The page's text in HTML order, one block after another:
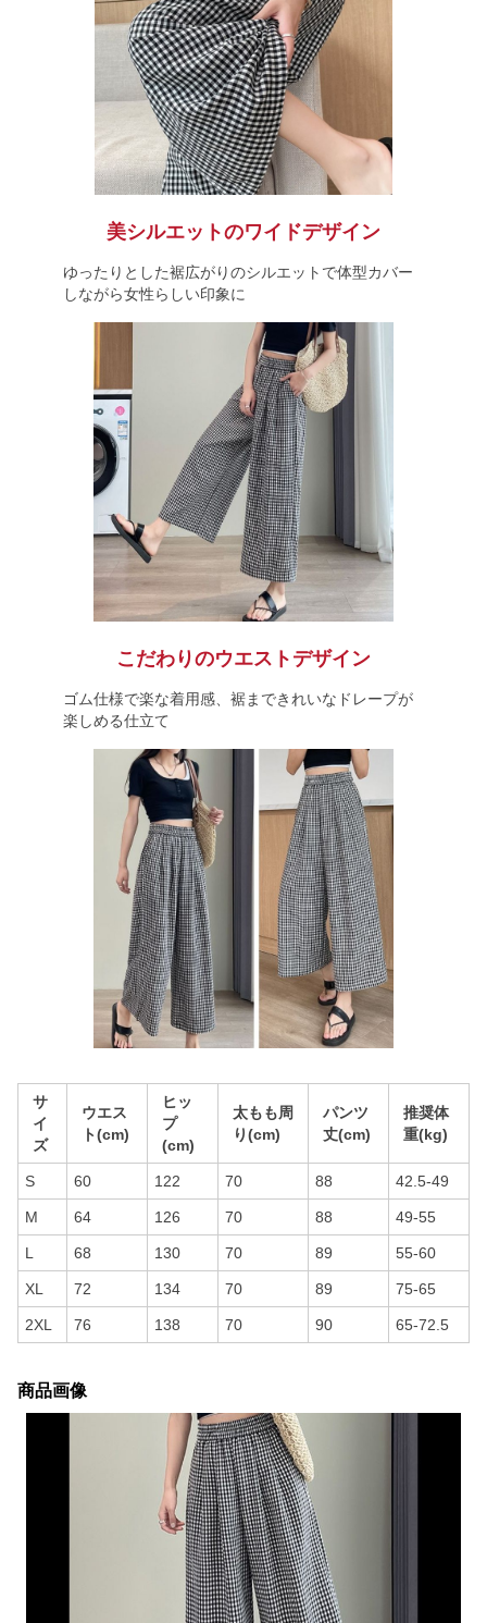
美シルエットのワイドデザイン
ゆったりとした裾広がりのシルエットで体型カバー
しながら女性らしい印象に
こだわりのウエストデザイン
ゴム仕様で楽な着用感、裾まできれいなドレープが
楽しめる仕立て
サ
イ
ズ
ウエス
ト(cm)
ヒッ
プ
(cm)
太もも周
り(cm)
パンツ
丈(cm)
推奨体
重(kg)
S 60 122 70 88 42.5-49
M 64 126 70 88 49-55
L 68 130 70 89 55-60
XL 72 134 70 89 75-65
2XL 76 138 70 90 65-72.5
商品画像